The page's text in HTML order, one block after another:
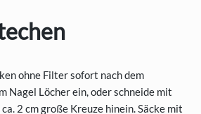
ohne Filter sofort nach dem
Nagel Löcher ein, oder schneide mit
2 cm große Kreuze hinein. Säcke mit